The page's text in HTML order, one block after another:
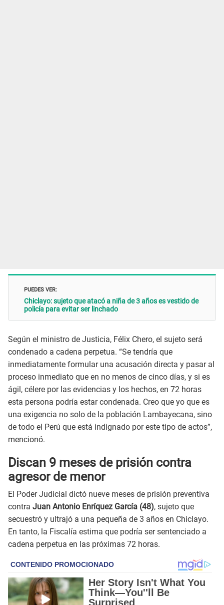
PUEDES VER:
Chiclayo: sujeto que atacó a niña de 3 años es vestido de
policía para evitar ser linchado
Según el ministro de Justicia, Félix Chero, el sujeto será
condenado a cadena perpetua. “Se tendría que
inmediatamente formular una acusación directa y pasar al
proceso inmediato que en no menos de cinco días, y si es
ágil, célere por las evidencias y los hechos, en 72 horas
esta persona podría estar condenada. Creo que yo que es
una exigencia no solo de la población Lambayecana, sino
de todo el Perú que está indignado por este tipo de actos”,
mencionó.
Discan 9 meses de prisión contra
agresor de menor
El Poder Judicial dictó nueve meses de prisión preventiva
contra Juan Antonio Enríquez García (48), sujeto que
secuestró y ultrajó a una pequeña de 3 años en Chiclayo.
En tanto, la Fiscalía estima que podría ser sentenciado a
cadena perpetua en las próximas 72 horas.